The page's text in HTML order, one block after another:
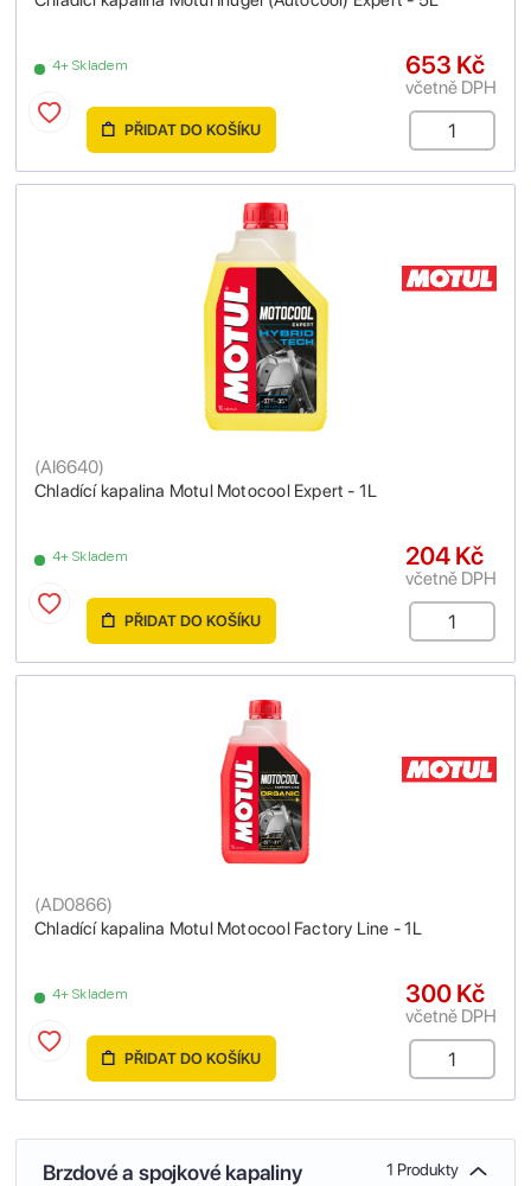
4+ Skladem 653 Kč
včetně DPH
PŘIDAT DO KOŠÍKU
Chladící kapalina Motul Motocool Expert - 1L
(AI6640)
4+ Skladem 204 Kč
včetně DPH
PŘIDAT DO KOŠÍKU
Chladící kapalina Motul Motocool Factory Line - 1L
(AD0866)
4+ Skladem 300 Kč
včetně DPH
PŘIDAT DO KOŠÍKU
Brzdové a spojkové kapaliny 1 Produkty